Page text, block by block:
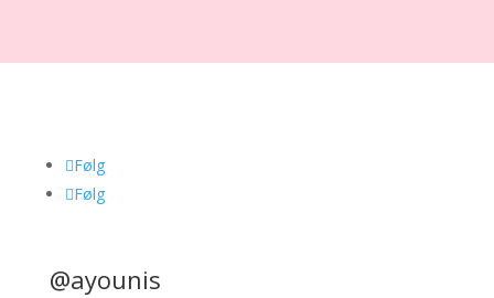
Følg
Følg
@ayounis